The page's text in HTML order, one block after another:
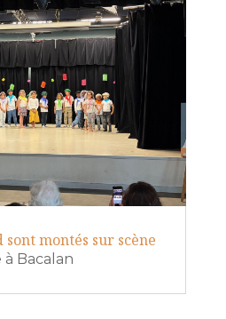
sont montés sur scène
à Bacalan